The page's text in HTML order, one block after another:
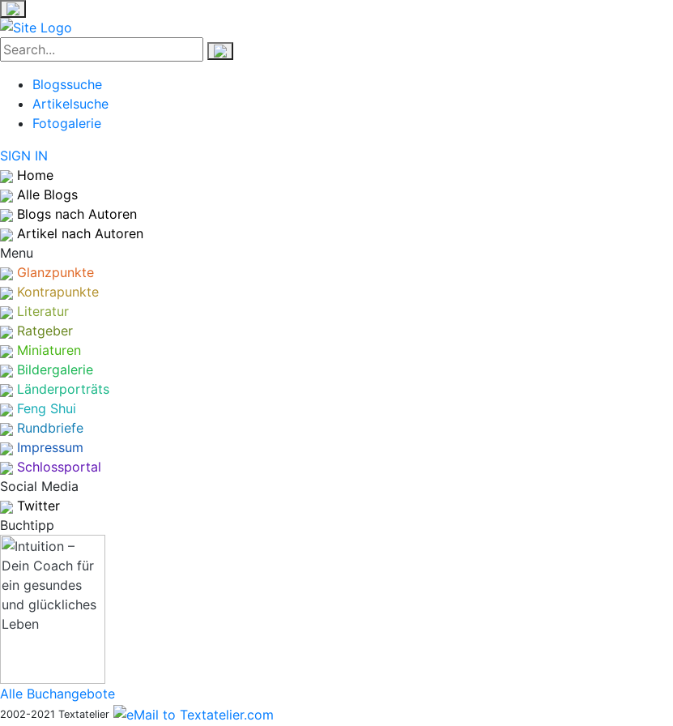
Blogssuche
Artikelsuche
Fotogalerie
SIGN IN
Home
Alle Blogs
Blogs nach Autoren
Artikel nach Autoren
Menu
Glanzpunkte
Kontrapunkte
Literatur
Ratgeber
Miniaturen
Bildergalerie
Länderporträts
Feng Shui
Rundbriefe
Impressum
Schlossportal
Social Media
Twitter
Buchtipp
Alle Buchangebote
2002-2021 Textatelier